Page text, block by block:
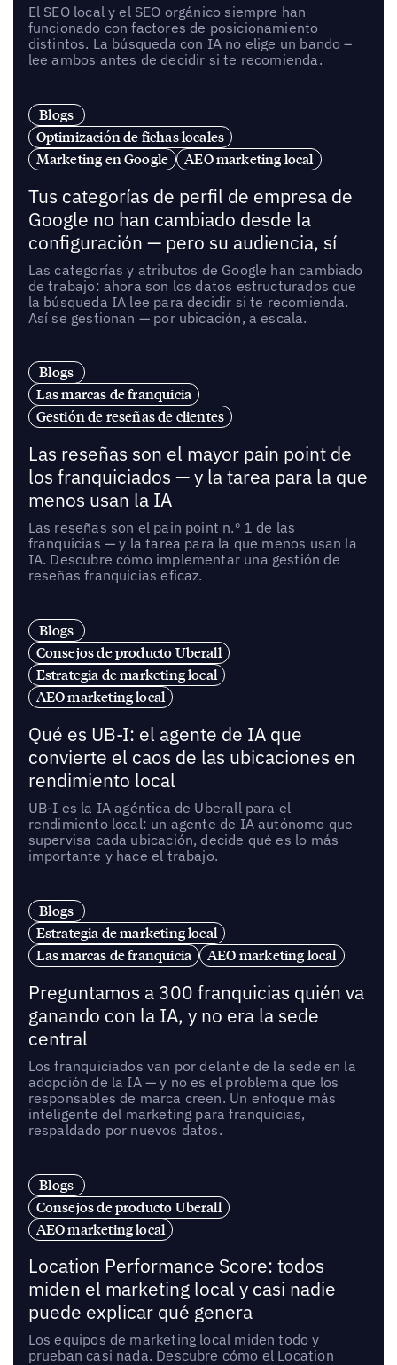
El SEO local y el SEO orgánico siempre han
funcionado con factores de posicionamiento
distintos. La búsqueda con IA no elige un bando –
lee ambos antes de decidir si te recomienda.
Blogs
Optimización de fichas locales
Marketing en Google
AEO marketing local
Tus categorías de perfil de empresa de
Google no han cambiado desde la
configuración — pero su audiencia, sí
Las categorías y atributos de Google han cambiado
de trabajo: ahora son los datos estructurados que
la búsqueda IA lee para decidir si te recomienda.
Así se gestionan — por ubicación, a escala.
Blogs
Las marcas de franquicia
Gestión de reseñas de clientes
Las reseñas son el mayor pain point de
los franquiciados — y la tarea para la que
menos usan la IA
Las reseñas son el pain point n.º 1 de las
franquicias — y la tarea para la que menos usan la
IA. Descubre cómo implementar una gestión de
reseñas franquicias eficaz.
Blogs
Consejos de producto Uberall
Estrategia de marketing local
AEO marketing local
Qué es UB-I: el agente de IA que
convierte el caos de las ubicaciones en
rendimiento local
UB-I es la IA agéntica de Uberall para el
rendimiento local: un agente de IA autónomo que
supervisa cada ubicación, decide qué es lo más
importante y hace el trabajo.
Blogs
Estrategia de marketing local
Las marcas de franquicia
AEO marketing local
Preguntamos a 300 franquicias quién va
ganando con la IA, y no era la sede
central
Los franquiciados van por delante de la sede en la
adopción de la IA — y no es el problema que los
responsables de marca creen. Un enfoque más
inteligente del marketing para franquicias,
respaldado por nuevos datos.
Blogs
Consejos de producto Uberall
AEO marketing local
Location Performance Score: todos
miden el marketing local y casi nadie
puede explicar qué genera
Los equipos de marketing local miden todo y
prueban casi nada. Descubre cómo el Location